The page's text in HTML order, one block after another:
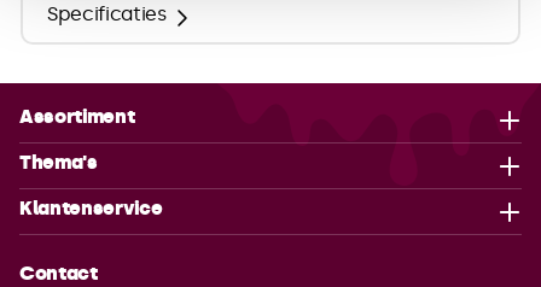
Specificaties
Assortiment
Thema's
Klantenservice
Contact